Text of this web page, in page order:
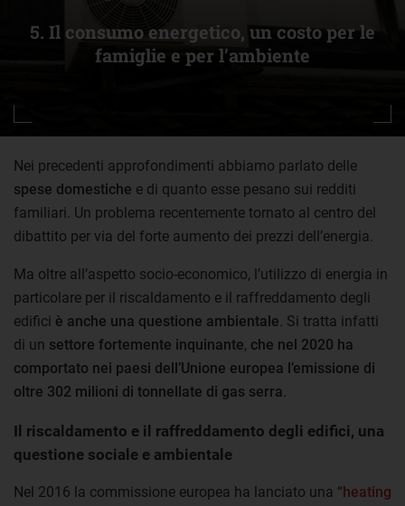
5. Il consumo energetico, un costo per le
famiglie e per l’ambiente
Nei precedenti approfondimenti abbiamo parlato delle
spese domestiche e di quanto esse pesano sui redditi
familiari. Un problema recentemente tornato al centro del
dibattito per via del forte aumento dei prezzi dell’energia.
Ma oltre all’aspetto socio-economico, l’utilizzo di energia in
particolare per il riscaldamento e il raffreddamento degli
edifici è anche una questione ambientale. Si tratta infatti
di un settore fortemente inquinante, che nel 2020 ha
comportato nei paesi dell’Unione europea l’emissione di
oltre 302 milioni di tonnellate di gas serra.
Il riscaldamento e il raffreddamento degli edifici, una
questione sociale e ambientale
Nel 2016 la commissione europea ha lanciato una “heating